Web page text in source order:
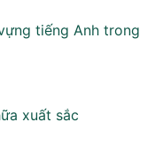
tiếng Anh trong
xuất sắc